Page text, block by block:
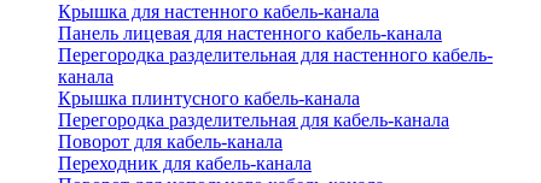
Крышка для настенного кабель-канала
Панель лицевая для настенного кабель-канала
Перегородка разделительная для настенного кабель-
канала
Крышка плинтусного кабель-канала
Перегородка разделительная для кабель-канала
Поворот для кабель-канала
Переходник для кабель-канала